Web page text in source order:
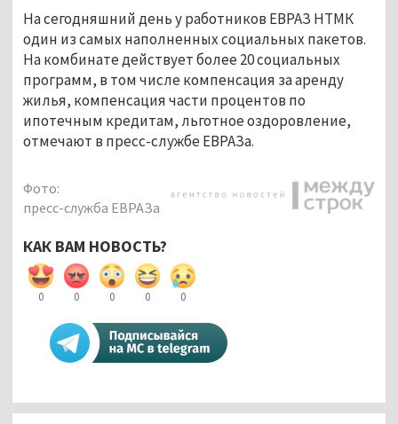
На сегодняшний день у работников ЕВРАЗ НТМК
один из самых наполненных социальных пакетов.
На комбинате действует более 20 социальных
программ, в том числе компенсация за аренду
жилья, компенсация части процентов по
ипотечным кредитам, льготное оздоровление,
отмечают в пресс-службе ЕВРАЗа.
Фото:
пресс-служба ЕВРАЗа
КАК ВАМ НОВОСТЬ?
0 0 0 0 0